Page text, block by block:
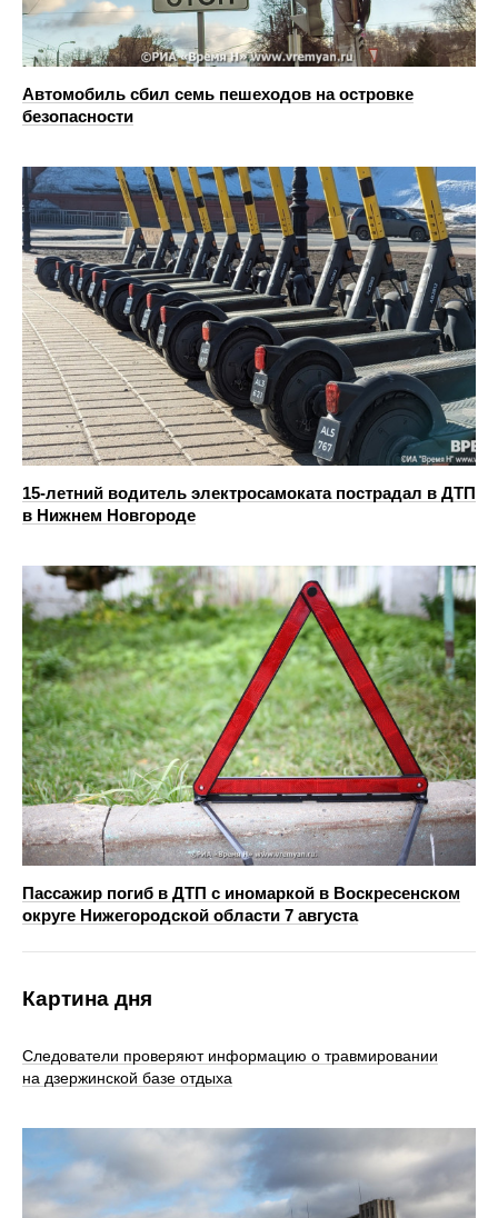
Автомобиль сбил семь пешеходов на островке
безопасности
15-летний водитель электросамоката пострадал в ДТП
в Нижнем Новгороде
Пассажир погиб в ДТП с иномаркой в Воскресенском
округе Нижегородской области 7 августа
Картина дня
Следователи проверяют информацию о травмировании
на дзержинской базе отдыха